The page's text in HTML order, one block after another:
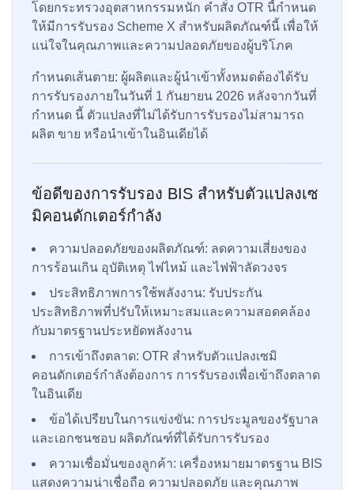
โดยกระทรวงอุตสาหกรรมหนัก คำสั่ง OTR นี้กำหนด
ให้มีการรับรอง Scheme X สำหรับผลิตภัณฑ์นี้ เพื่อให้
แน่ใจในคุณภาพและความปลอดภัยของผู้บริโภค
กำหนดเส้นตาย: ผู้ผลิตและผู้นำเข้าทั้งหมดต้องได้รับ
การรับรองภายในวันที่ 1 กันยายน 2026 หลังจากวันที่
กำหนด นี้ ตัวแปลงที่ไม่ได้รับการรับรองไม่สามารถ
ผลิต ขาย หรือนำเข้าในอินเดียได้
ข้อดีของการรับรอง BIS สำหรับตัวแปลงเซ
มิคอนดักเตอร์กำลัง
ความปลอดภัยของผลิตภัณฑ์: ลดความเสี่ยงของ
การร้อนเกิน อุบัติเหตุ ไฟไหม้ และไฟฟ้าลัดวงจร
ประสิทธิภาพการใช้พลังงาน: รับประกัน
ประสิทธิภาพที่ปรับให้เหมาะสมและความสอดคล้อง
กับมาตรฐานประหยัดพลังงาน
การเข้าถึงตลาด: OTR สำหรับตัวแปลงเซมิ
คอนดักเตอร์กำลังต้องการ การรับรองเพื่อเข้าถึงตลาด
ในอินเดีย
ข้อได้เปรียบในการแข่งขัน: การประมูลของรัฐบาล
และเอกชนชอบ ผลิตภัณฑ์ที่ได้รับการรับรอง
ความเชื่อมั่นของลูกค้า: เครื่องหมายมาตรฐาน BIS
แสดงความน่าเชื่อถือ ความปลอดภัย และคุณภาพ